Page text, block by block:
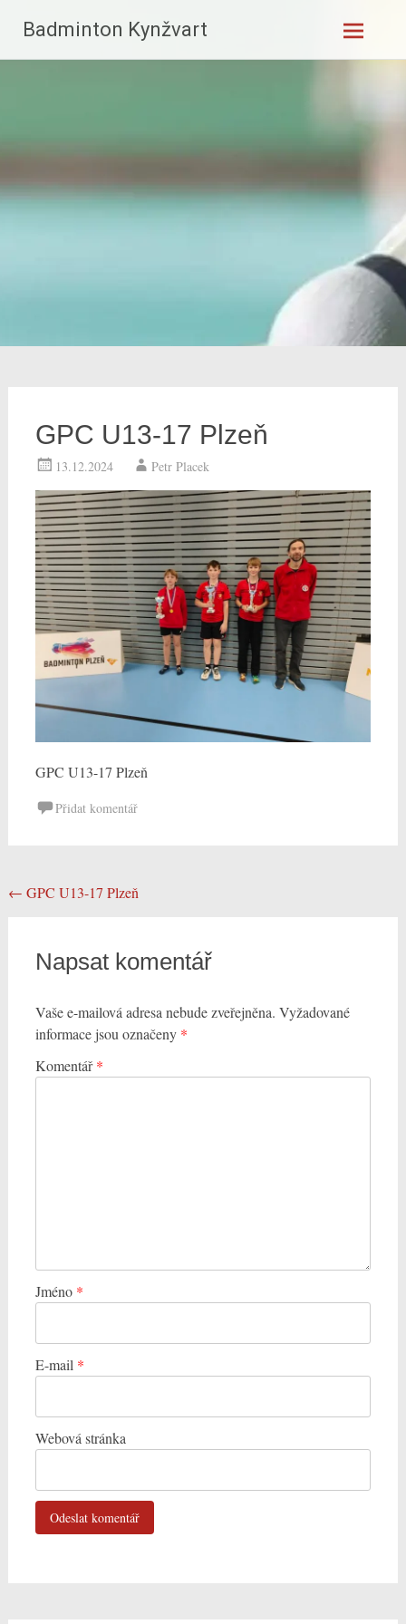
Badminton Kynžvart
GPC U13-17 Plzeň
13.12.2024 Petr Placek
GPC U13-17 Plzeň
Post
← GPC U13-17 Plzeň
Napsat komentář
Vaše e-mailová adresa nebude zveřejněna. Vyžadované
informace jsou označeny *
Komentář*
Jméno *
E-mail *
Webová stránka